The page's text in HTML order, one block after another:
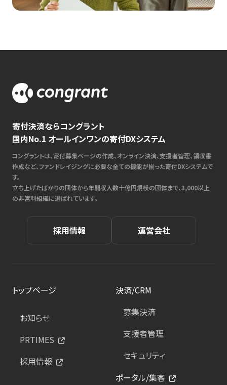
寄付決済ならコングラント
国内No.1 オールインワンの寄付DXシステム
コングラントは、寄付募集ページの作成、オンライン決済、支援者管理、領収書
作成など、ファンドレイジングに必要な全ての機能が揃った寄付DXシステムで
す。
立ち上げたばかりの団体から年間収入数十億円規模の団体まで、3,000以上
の非営利組織に選ばれています。
採用情報 運営会社
トップページ
お知らせ
PRTIMES
採用情報
決済/CRM
募集決済
支援者管理
セキュリティ
ポータル/集客